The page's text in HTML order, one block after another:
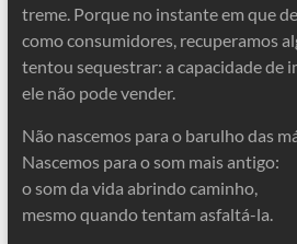
treme. Porque no instante em que
como consumidores, recuperamos
tentou sequestrar: a capacidade de
ele não pode vender.
Não nascemos para o barulho das
Nascemos para o som mais antigo:
o som da vida abrindo caminho,
mesmo quando tentam asfaltá-la.